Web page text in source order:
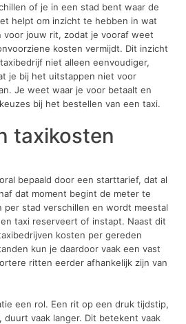
of je in een stad bent waar de
helpt om inzicht te hebben in wat
jouw rit, zodat je vooraf weet
kosten vermijdt. Dit inzicht
niet alleen eenvoudiger,
je bij het uitstappen niet voor
Je weet waar je voor betaalt en
bij het bestellen van een taxi.
taxikosten
bepaald door een starttarief, dat al
dat moment begint de meter te
per stad verschillen en wordt meestal
taxi reserveert of instapt. Naast dit
kosten per gereden
kun je daardoor vaak een vast
ritten eerder afhankelijk zijn van
een rol. Een rit op een druk tijdstip,
vaak langer. Dit betekent vaak